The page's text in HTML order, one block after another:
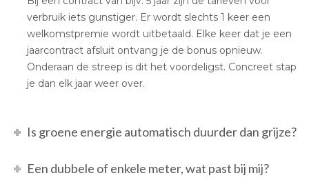
verbruik iets gunstiger. Er wordt slechts 1 keer een
welkomstpremie wordt uitbetaald. Elke keer dat je een
jaarcontract afsluit ontvang je de bonus opnieuw.
Onderaan de streep is dit het voordeligst. Concreet stap
je dan elk jaar weer over.
Is groene energie automatisch duurder dan grijze?
Een dubbele of enkele meter, wat past bij mij?